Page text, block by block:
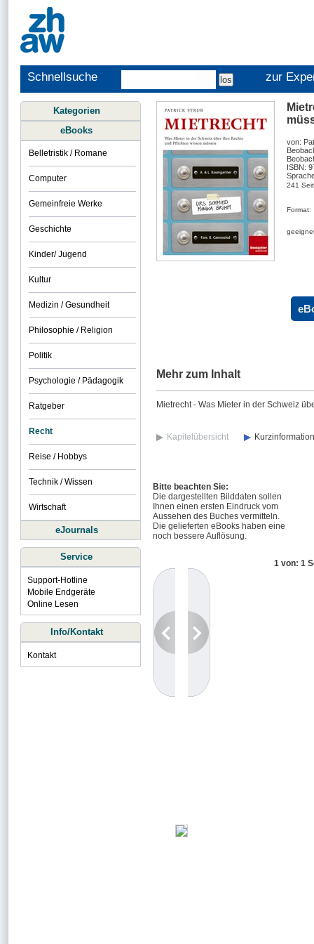
Schnellsuche zur
von:
ISBN:
241
Format:
Mehr zum Inhalt
Mietrecht - Was Mieter in der Schweiz
Kapitelübersicht Kurzinformation
Bitte beachten Sie:
Die dargestellten Bilddaten sollen
Ihnen einen ersten Eindruck vom
Aussehen des Buches vermitteln.
Die gelieferten eBooks haben eine
noch bessere Auflösung.
1 von: 1
Kategorien
eBooks
Belletristik / Romane
Computer
Gemeinfreie Werke
Geschichte
Kinder/ Jugend
Kultur
Medizin / Gesundheit
Philosophie / Religion
Politik
Psychologie / Pädagogik
Ratgeber
Recht
Reise / Hobbys
Technik / Wissen
Wirtschaft
eJournals
Service
Support-Hotline
Mobile Endgeräte
Online Lesen
Info/Kontakt
Kontakt